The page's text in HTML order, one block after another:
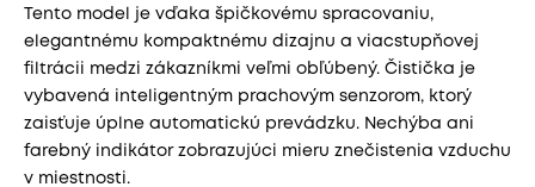
Tento model je vďaka špičkovému spracovaniu,
elegantnému kompaktnému dizajnu a viacstupňovej
filtrácii medzi zákazníkmi veľmi obľúbený. Čistička je
vybavená inteligentným prachovým senzorom, ktorý
zaisťuje úplne automatickú prevádzku. Nechýba ani
farebný indikátor zobrazujúci mieru znečistenia vzduchu
v miestnosti.